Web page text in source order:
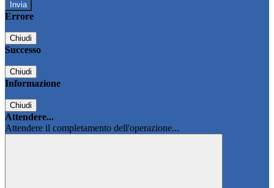
Errore
Chiudi
Successo
Chiudi
Informazione
Chiudi
Attendere...
Attendere il completamento dell'operazione...